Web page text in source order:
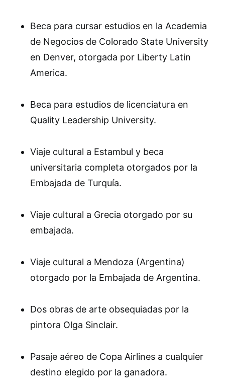
Beca para cursar estudios en la Academia
de Negocios de Colorado State University
en Denver, otorgada por Liberty Latin
America.
Beca para estudios de licenciatura en
Quality Leadership University.
Viaje cultural a Estambul y beca
universitaria completa otorgados por la
Embajada de Turquía.
Viaje cultural a Grecia otorgado por su
embajada.
Viaje cultural a Mendoza (Argentina)
otorgado por la Embajada de Argentina.
Dos obras de arte obsequiadas por la
pintora Olga Sinclair.
Pasaje aéreo de Copa Airlines a cualquier
destino elegido por la ganadora.